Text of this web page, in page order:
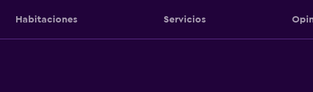
Habitaciones Servicios